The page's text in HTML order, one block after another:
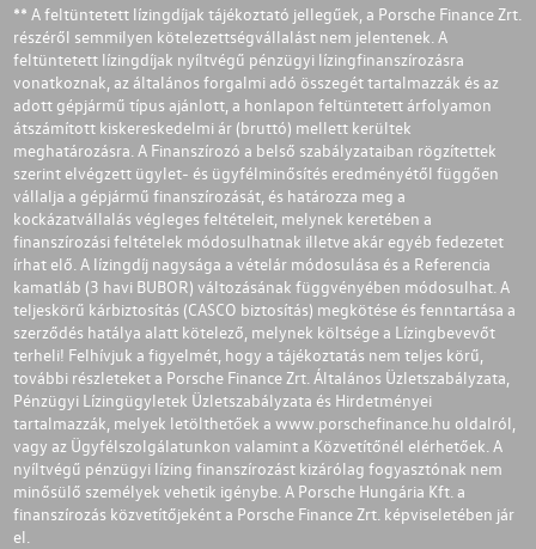
** A feltüntetett lízingdíjak tájékoztató jellegűek, a Porsche Finance Zrt.
részéről semmilyen kötelezettségvállalást nem jelentenek. A
feltüntetett lízingdíjak nyíltvégű pénzügyi lízingfinanszírozásra
vonatkoznak, az általános forgalmi adó összegét tartalmazzák és az
adott gépjármű típus ajánlott, a honlapon feltüntetett árfolyamon
átszámított kiskereskedelmi ár (bruttó) mellett kerültek
meghatározásra. A Finanszírozó a belső szabályzataiban rögzítettek
szerint elvégzett ügylet- és ügyfélminősítés eredményétől függően
vállalja a gépjármű finanszírozását, és határozza meg a
kockázatvállalás végleges feltételeit, melynek keretében a
finanszírozási feltételek módosulhatnak illetve akár egyéb fedezetet
írhat elő. A lízingdíj nagysága a vételár módosulása és a Referencia
kamatláb (3 havi BUBOR) változásának függvényében módosulhat. A
teljeskörű kárbiztosítás (CASCO biztosítás) megkötése és fenntartása a
szerződés hatálya alatt kötelező, melynek költsége a Lízingbevevőt
terheli! Felhívjuk a figyelmét, hogy a tájékoztatás nem teljes körű,
további részleteket a Porsche Finance Zrt. Általános Üzletszabályzata,
Pénzügyi Lízingügyletek Üzletszabályzata és Hirdetményei
tartalmazzák, melyek letölthetőek a www.porschefinance.hu oldalról,
vagy az Ügyfélszolgálatunkon valamint a Közvetítőnél elérhetőek. A
nyíltvégű pénzügyi lízing finanszírozást kizárólag fogyasztónak nem
minősülő személyek vehetik igénybe. A Porsche Hungária Kft. a
finanszírozás közvetítőjeként a Porsche Finance Zrt. képviseletében jár
el.